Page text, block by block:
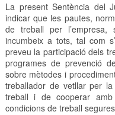
La present Sentència del
indicar que les pautes,
de treball per l’empresa,
incumbeix a tots, tal com
preveu la participació dels
programes de prevenció
sobre mètodes i
treballador de vetllar per
treball i de cooperar amb
condicions de treball